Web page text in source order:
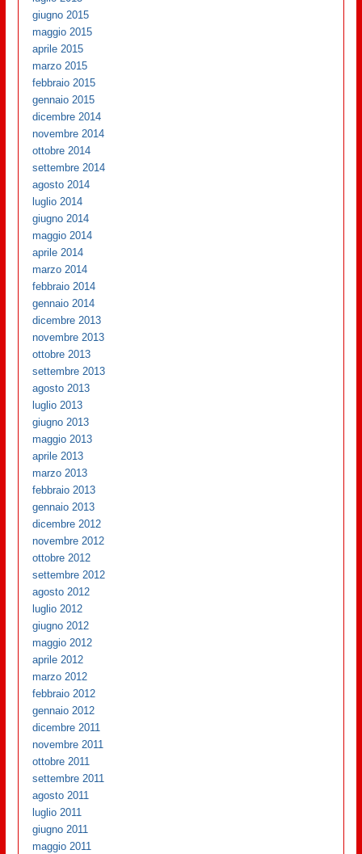
giugno 2015
maggio 2015
aprile 2015
marzo 2015
febbraio 2015
gennaio 2015
dicembre 2014
novembre 2014
ottobre 2014
settembre 2014
agosto 2014
luglio 2014
giugno 2014
maggio 2014
aprile 2014
marzo 2014
febbraio 2014
gennaio 2014
dicembre 2013
novembre 2013
ottobre 2013
settembre 2013
agosto 2013
luglio 2013
giugno 2013
maggio 2013
aprile 2013
marzo 2013
febbraio 2013
gennaio 2013
dicembre 2012
novembre 2012
ottobre 2012
settembre 2012
agosto 2012
luglio 2012
giugno 2012
maggio 2012
aprile 2012
marzo 2012
febbraio 2012
gennaio 2012
dicembre 2011
novembre 2011
ottobre 2011
settembre 2011
agosto 2011
luglio 2011
giugno 2011
maggio 2011